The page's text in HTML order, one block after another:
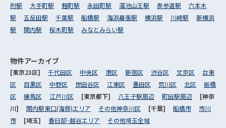
附駅
大手町駅 麹町駅 永田町駅 溜池山王駅 表参道駅
六本木
駅
五反田駅 千葉駅 船橋駅 海浜幕張駅 横浜駅 川崎駅
新横浜
駅
関内駅 桜木町駅 みなとみらい駅
物件アーカイブ
[東京23区] 千代田区 中央区 港区 新宿区 渋谷区 文京区
台東
区
目黒区 中野区 世田谷区 江東区 墨田区 荒川区 北区
板橋
区
練馬区 江戸川区 [東京都下] 八王子駅周辺 町田駅周辺
[神奈
川] 関内駅東口(海側)エリア その他神奈川区 [千葉] 船橋市
市川
市
[埼玉] 春日部･越谷エリア その他埼玉全域